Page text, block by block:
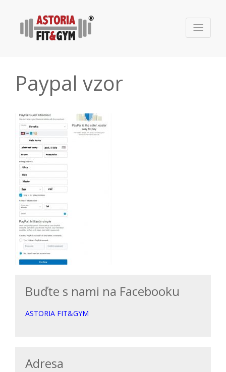
Paypal vzor
Buďte s nami na Facebooku
ASTORIA FIT&GYM
Adresa